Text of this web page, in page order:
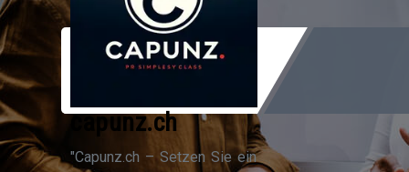
Zum
Inhalt
capunz.ch
"Capunz.ch – Setzen Sie ein